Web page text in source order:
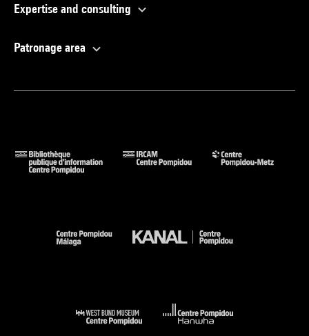
Expertise and consulting
Patronage area